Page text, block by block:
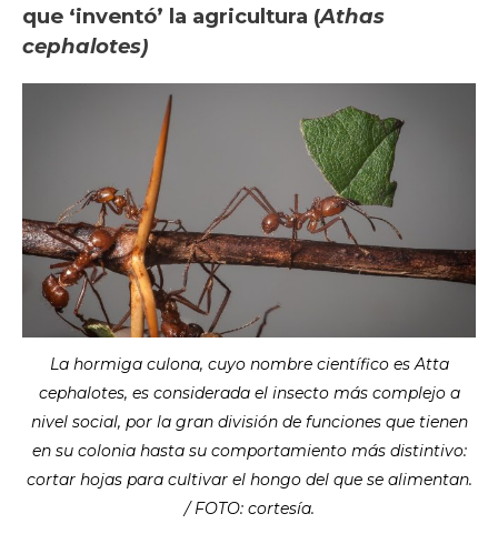
que ‘inventó’ la agricultura (Athas
cephalotes)
La hormiga culona, cuyo nombre científico es Atta
cephalotes, es considerada el insecto más complejo a
nivel social, por la gran división de funciones que tienen
en su colonia hasta su comportamiento más distintivo:
cortar hojas para cultivar el hongo del que se alimentan.
/ FOTO: cortesía.